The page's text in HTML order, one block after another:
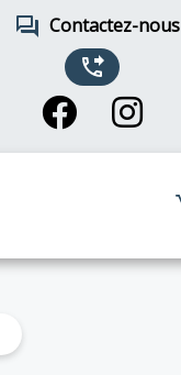
forum Contactez-nous
phone_forwarded